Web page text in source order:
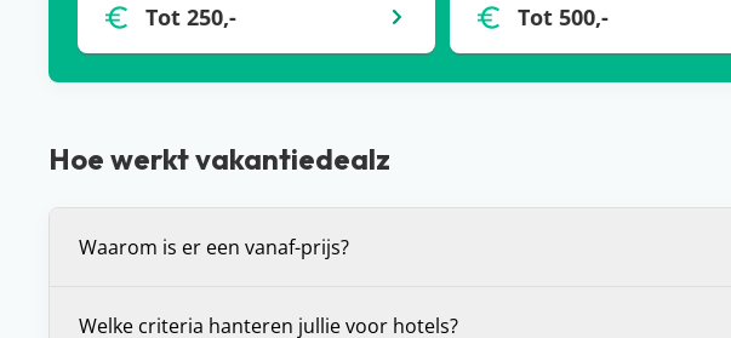
Tot 250,- Tot 500,-
Hoe werkt vakantiedealz
Waarom is er een vanaf-prijs?
Welke criteria hanteren jullie voor hotels?